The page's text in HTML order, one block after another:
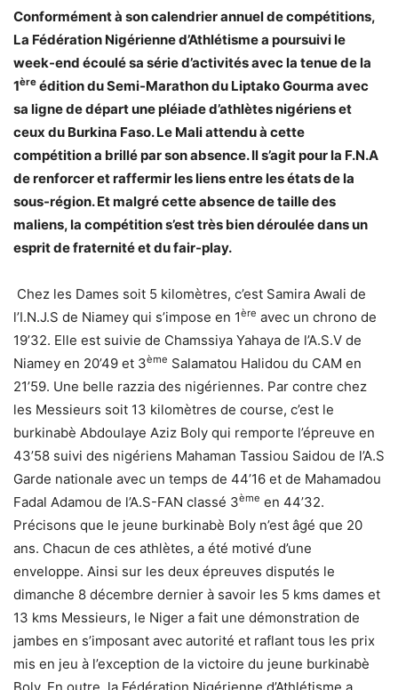
Conformément à son calendrier annuel de compétitions,
La Fédération Nigérienne d’Athlétisme a poursuivi le
week-end écoulé sa série d’activités avec la tenue de la
1ère édition du Semi-Marathon du Liptako Gourma avec
sa ligne de départ une pléiade d’athlètes nigériens et
ceux du Burkina Faso. Le Mali attendu à cette
compétition a brillé par son absence. Il s’agit pour la F.N.A
de renforcer et raffermir les liens entre les états de la
sous-région. Et malgré cette absence de taille des
maliens, la compétition s’est très bien déroulée dans un
esprit de fraternité et du fair-play.
Chez les Dames soit 5 kilomètres, c’est Samira Awali de
l’I.N.J.S de Niamey qui s’impose en 1ère avec un chrono de
19’32. Elle est suivie de Chamssiya Yahaya de l’A.S.V de
Niamey en 20’49 et 3ème Salamatou Halidou du CAM en
21’59. Une belle razzia des nigériennes. Par contre chez
les Messieurs soit 13 kilomètres de course, c’est le
burkinabè Abdoulaye Aziz Boly qui remporte l’épreuve en
43’58 suivi des nigériens Mahaman Tassiou Saidou de l’A.S
Garde nationale avec un temps de 44’16 et de Mahamadou
Fadal Adamou de l’A.S-FAN classé 3ème en 44’32.
Précisons que le jeune burkinabè Boly n’est âgé que 20
ans. Chacun de ces athlètes, a été motivé d’une
enveloppe. Ainsi sur les deux épreuves disputés le
dimanche 8 décembre dernier à savoir les 5 kms dames et
13 kms Messieurs, le Niger a fait une démonstration de
jambes en s’imposant avec autorité et raflant tous les prix
mis en jeu à l’exception de la victoire du jeune burkinabè
Boly. En outre, la Fédération Nigérienne d’Athlétisme a